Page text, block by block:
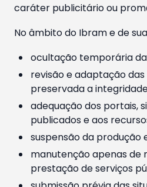
caráter publicitário ou
No âmbito do Ibram e de
ocultação temporária
revisão e adaptação
preservada a
adequação dos portais,
publicados e aos
suspensão da produção
manutenção apenas de
prestação de serviços